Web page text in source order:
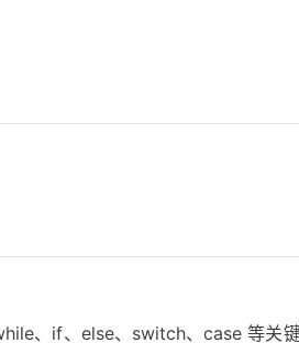
、if、else、switch、case 等关